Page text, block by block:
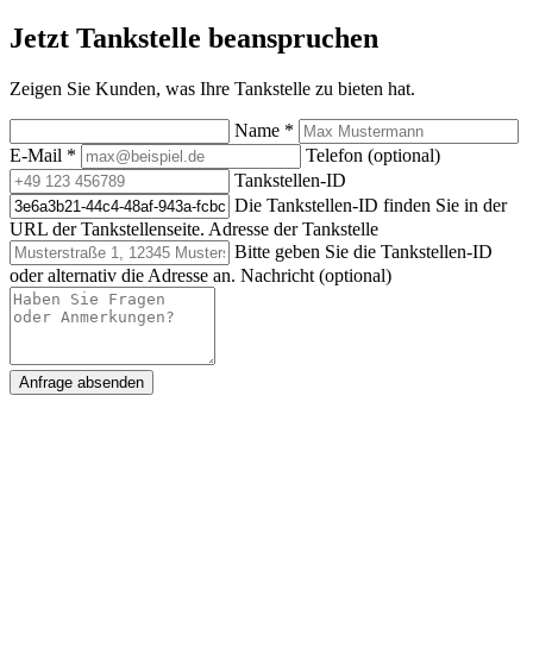
Jetzt Tankstelle beanspruchen
Zeigen Sie Kunden, was Ihre Tankstelle zu bieten hat.
Name *
E-Mail *
Telefon (optional)
Tankstellen-ID
Die Tankstellen-ID finden Sie in der
URL der Tankstellenseite. Adresse der Tankstelle
Bitte geben Sie die Tankstellen-ID
oder alternativ die Adresse an. Nachricht (optional)
Anfrage absenden